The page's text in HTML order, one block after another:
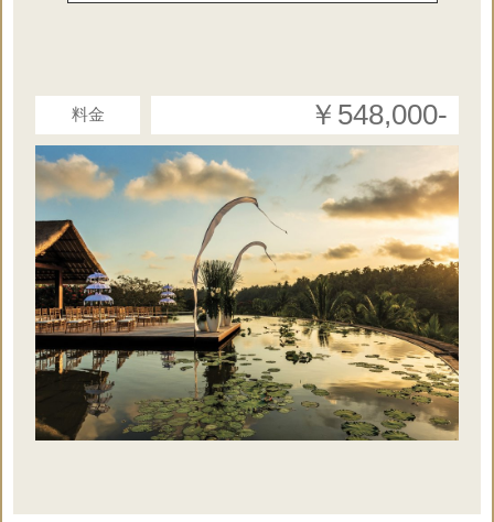
ケーキ ×
ランチorディナー ×
音楽演奏 ○
日本人コーディネーター ○
リングピロー ○
料金 ￥548,000‐